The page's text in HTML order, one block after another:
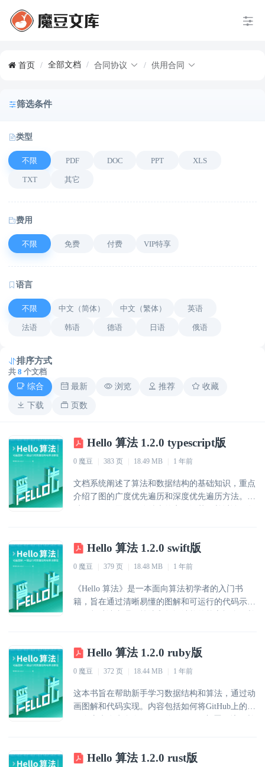
首页 / 全部文档 / 合同协议 / 供用合同
筛选条件
类型
不限 PDF DOC PPT XLS
TXT 其它
费用
不限 免费 付费 VIP特享
语言
不限 中文（简体） 中文（繁体） 英语
法语 韩语 德语 日语 俄语
排序方式
共 8 个文档
综合
最新 浏览 推荐 收藏
下载 页数
Hello 算法 1.2.0 typescript版
0 魔豆 383 页 18.49 MB 1 年前
文档系统阐述了算法和数据结构的基础知识，重点
介绍了图的广度优先遍历和深度优先遍历方法。通
Hello 算法 1.2.0 swift版
0 魔豆 379 页 18.48 MB 1 年前
《Hello 算法》是一本面向算法初学者的入门书
籍，旨在通过清晰易懂的图解和可运行的代码示
世界中的生动体现，并揭示了算法的美感。
Hello 算法 1.2.0 ruby版
0 魔豆 372 页 18.44 MB 1 年前
这本书旨在帮助新手学习数据结构和算法，通过动
画图解和代码实现。内容包括如何将GitHub上的代
Hello 算法 1.2.0 rust版